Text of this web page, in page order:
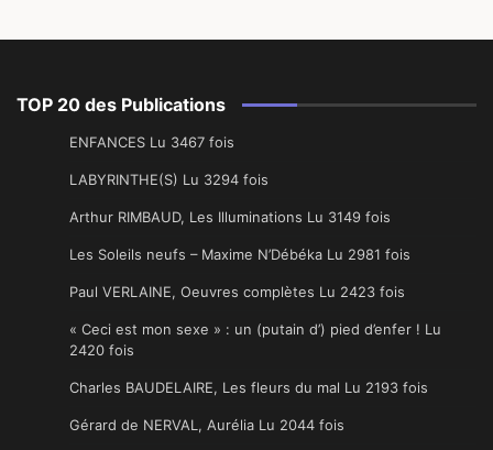
TOP 20 des Publications
ENFANCES Lu 3467 fois
LABYRINTHE(S) Lu 3294 fois
Arthur RIMBAUD, Les Illuminations Lu 3149 fois
Les Soleils neufs – Maxime N’Débéka Lu 2981 fois
Paul VERLAINE, Oeuvres complètes Lu 2423 fois
« Ceci est mon sexe » : un (putain d’) pied d’enfer ! Lu
2420 fois
Charles BAUDELAIRE, Les fleurs du mal Lu 2193 fois
Gérard de NERVAL, Aurélia Lu 2044 fois